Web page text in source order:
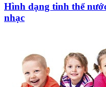
Hình dạng tinh thể
nhạc